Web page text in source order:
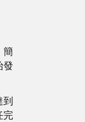
簡
發
到
完